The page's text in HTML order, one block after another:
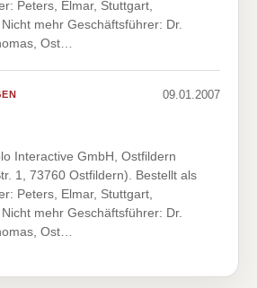
Peters, Elmar, Stuttgart,
mehr Geschäftsführer: Dr.
Ost…
09.01.2007
Interactive GmbH, Ostfildern
1, 73760 Ostfildern). Bestellt als
Peters, Elmar, Stuttgart,
Nicht mehr Geschäftsführer: Dr.
Ost…